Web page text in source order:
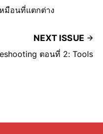
มือนที่แตกต่าง
NEXT ISSUE
ตอนที่ 2: Tools